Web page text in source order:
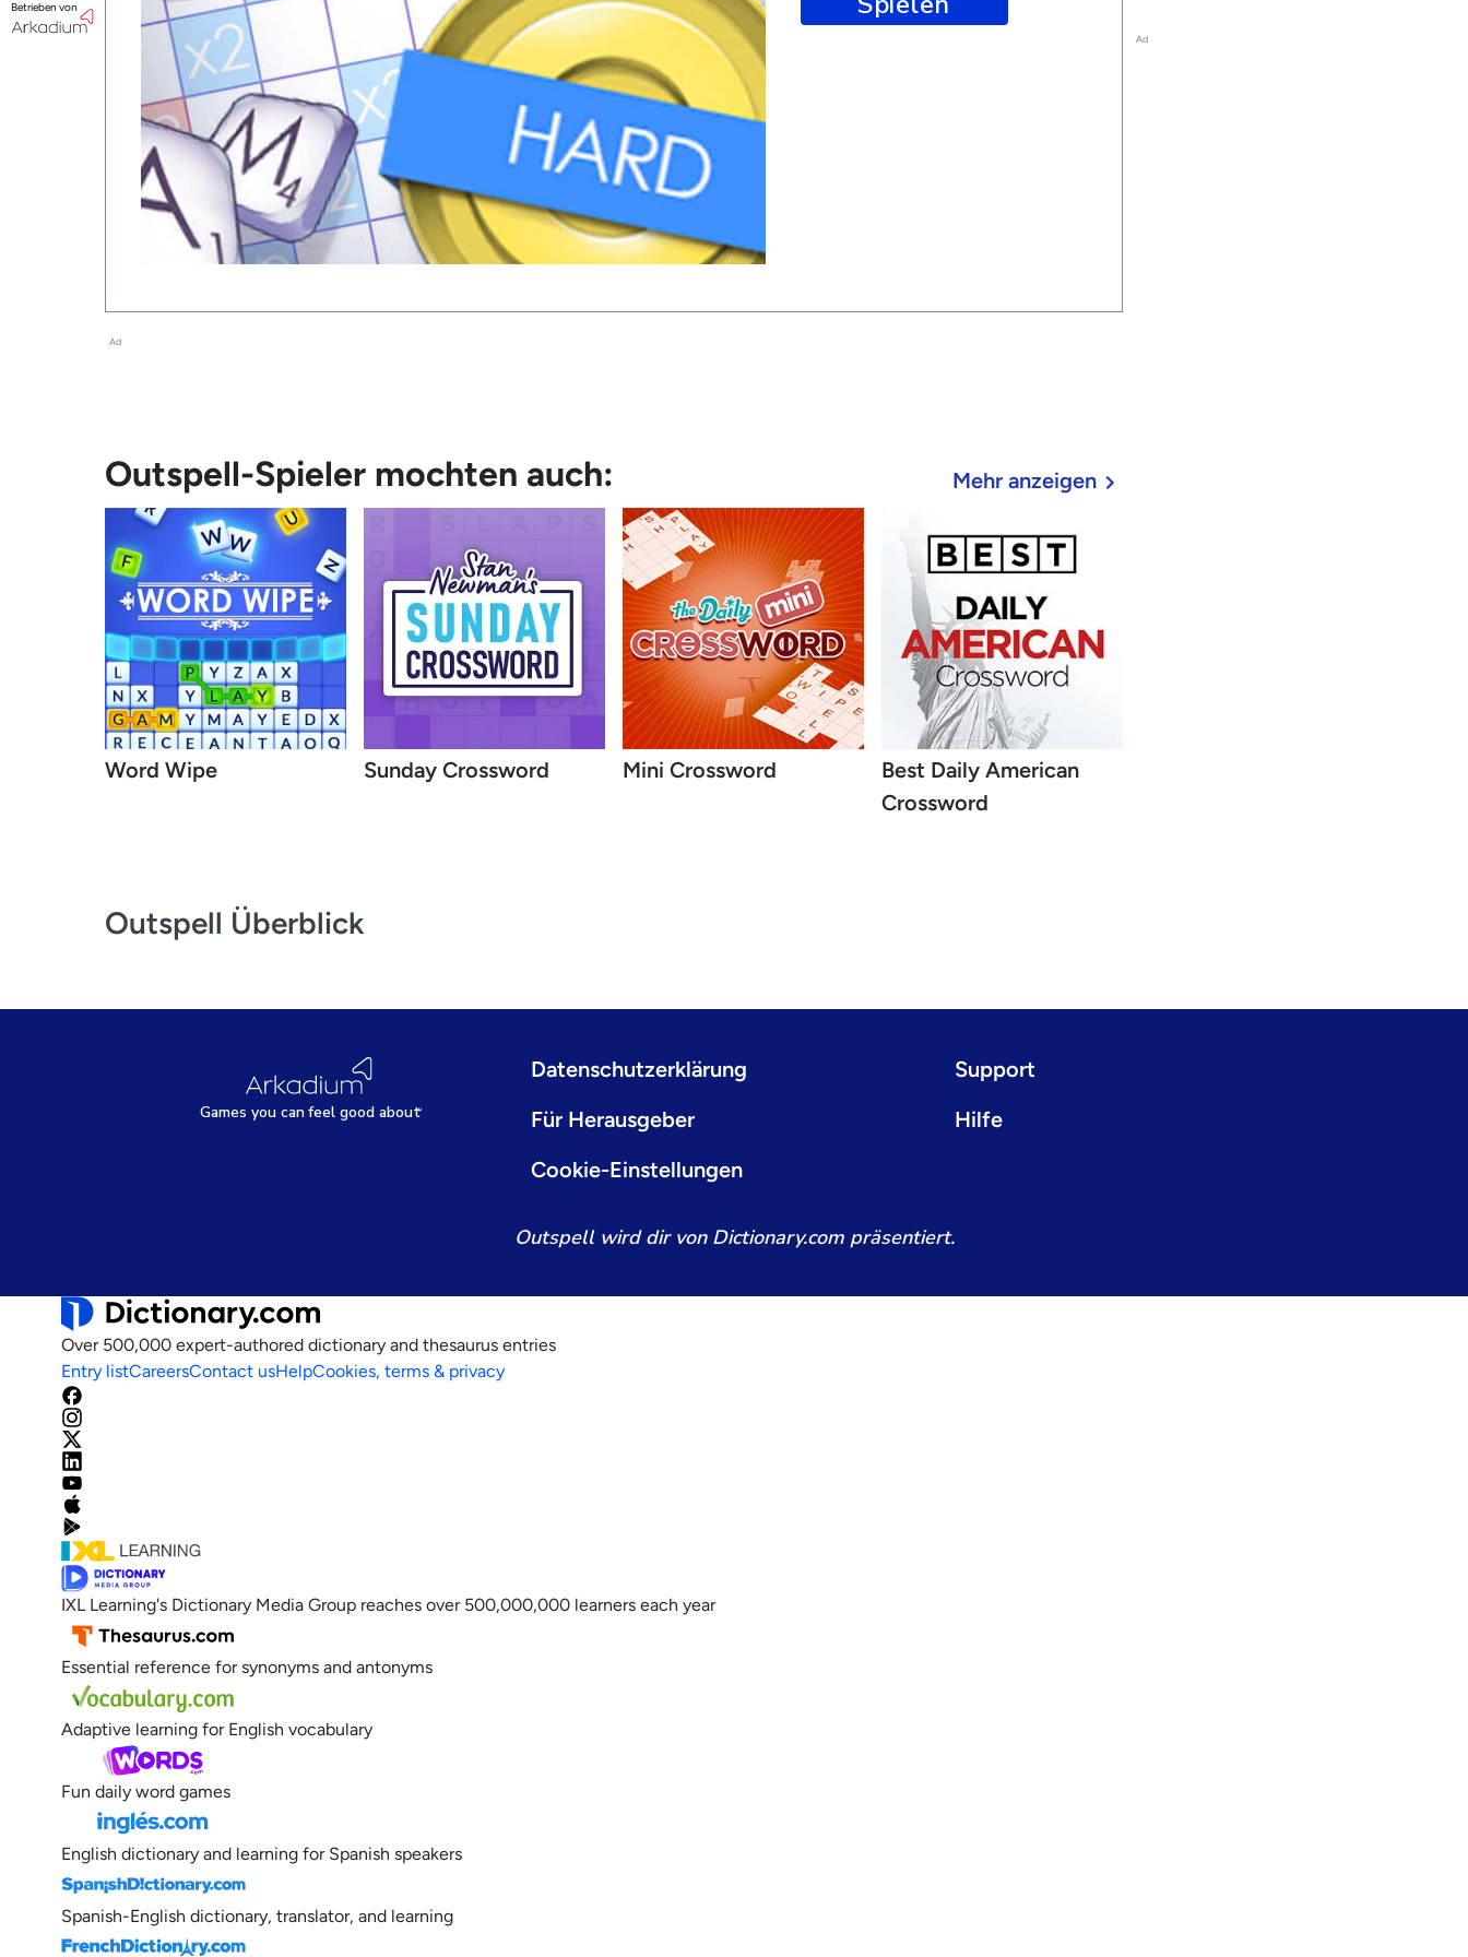
Betrieben von
Ad
Outspell-Spieler mochten auch: Mehr anzeigen
Word Wipe Sunday Crossword Mini Crossword
Best Daily American
Crossword
Outspell Überblick
Ad
Games you canfeel good about
Datenschutzerklärung
Support
Für Herausgeber
Hilfe
Cookie-Einstellungen
Outspell wird dir von Dictionary.com präsentiert.
Over 500,000 expert-authored dictionary and thesaurus entries
Entry listCareersContact usHelpCookies, terms & privacy
IXL Learning's Dictionary Media Group reaches over 500,000,000 learners each year
Essential reference for synonyms and antonyms
Adaptive learning for English vocabulary
Fun daily word games
English dictionary and learning for Spanish speakers
Spanish-English dictionary, translator, and learning